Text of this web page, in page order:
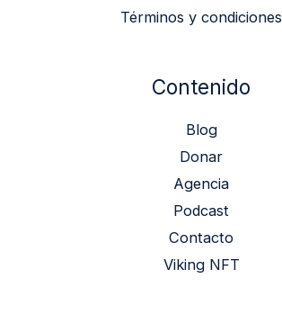
Términos y condiciones
Contenido
Blog
Donar
Agencia
Podcast
Contacto
Viking NFT